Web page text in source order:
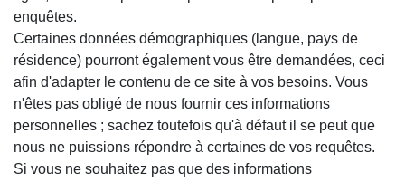
enquêtes.
Certaines données démographiques (langue, pays de
résidence) pourront également vous être demandées, ceci
afin d'adapter le contenu de ce site à vos besoins. Vous
n'êtes pas obligé de nous fournir ces informations
personnelles ; sachez toutefois qu'à défaut il se peut que
nous ne puissions répondre à certaines de vos requêtes.
Si vous ne souhaitez pas que des informations